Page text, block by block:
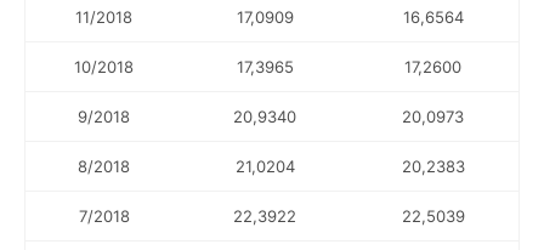
11/2018 17,0909 16,6564
10/2018 17,3965 17,2600
9/2018 20,9340 20,0973
8/2018 21,0204 20,2383
7/2018 22,3922 22,5039